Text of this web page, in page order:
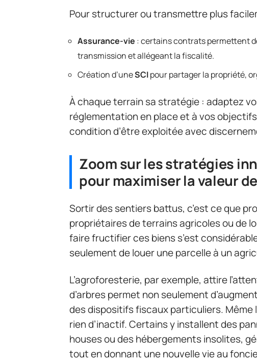
Pour structurer ou transmettre plus
Assurance-vie : certains contrats permettent
transmission et allégeant la fiscalité.
Création d’uneSCIpour partager la propriété,
À chaque terrain sa stratégie : adaptez
réglementation en place et à vos
condition d’être exploitée avec
Zoom sur les stratégies
pour maximiser la valeur
Sortir des sentiers battus, c’est ce que
propriétaires de terrains agricoles ou de
faire fructifier ces biens s’est
seulement de louer une parcelle à un
L’agroforesterie, par exemple, attire
d’arbres permet non seulement
des dispositifs fiscaux particuliers.
rien d’inactif. Certains y installent des
houses ou des hébergements insolites,
tout en donnant une nouvelle vie au